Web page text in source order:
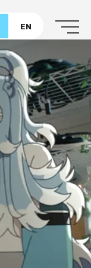
EN